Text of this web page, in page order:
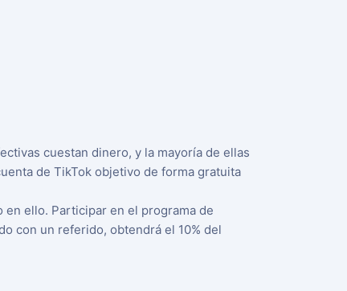
cuestan dinero, y la mayoría de ellas
de TikTok objetivo de forma gratuita
ello. Participar en el programa de
con un referido, obtendrá el 10% del